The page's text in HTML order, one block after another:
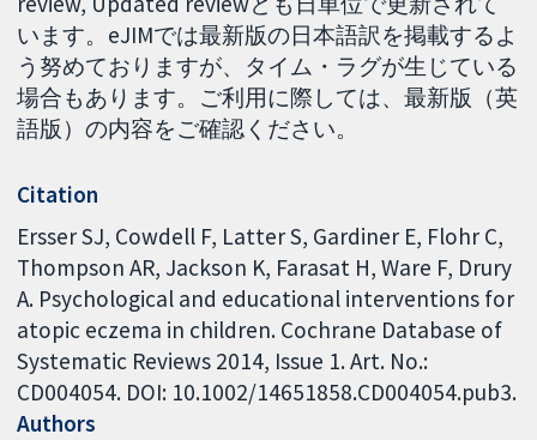
います。eJIMでは最新版の日本語訳を掲載するよ
う努めておりますが、タイム・ラグが生じている
場合もあります。ご利用に際しては、最新版（英
語版）の内容をご確認ください。
Citation
Ersser SJ, Cowdell F, Latter S, Gardiner E, Flohr C,
Thompson AR, Jackson K, Farasat H, Ware F, Drury
A. Psychological and educational interventions for
atopic eczema in children. Cochrane Database of
Systematic Reviews 2014, Issue 1. Art. No.:
CD004054. DOI: 10.1002/14651858.CD004054.pub3.
Authors